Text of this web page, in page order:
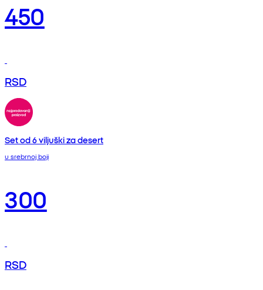
450
RSD
Set od 6 viljuški za desert
u srebrnoj boji
300
RSD